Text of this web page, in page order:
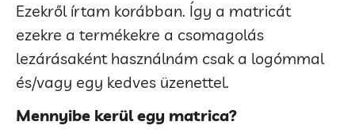
Ezekről írtam korábban. Így a matricát
ezekre a termékekre a csomagolás
lezárásaként használnám csak a logómmal
és/vagy egy kedves üzenettel.
Mennyibe kerül egy matrica?